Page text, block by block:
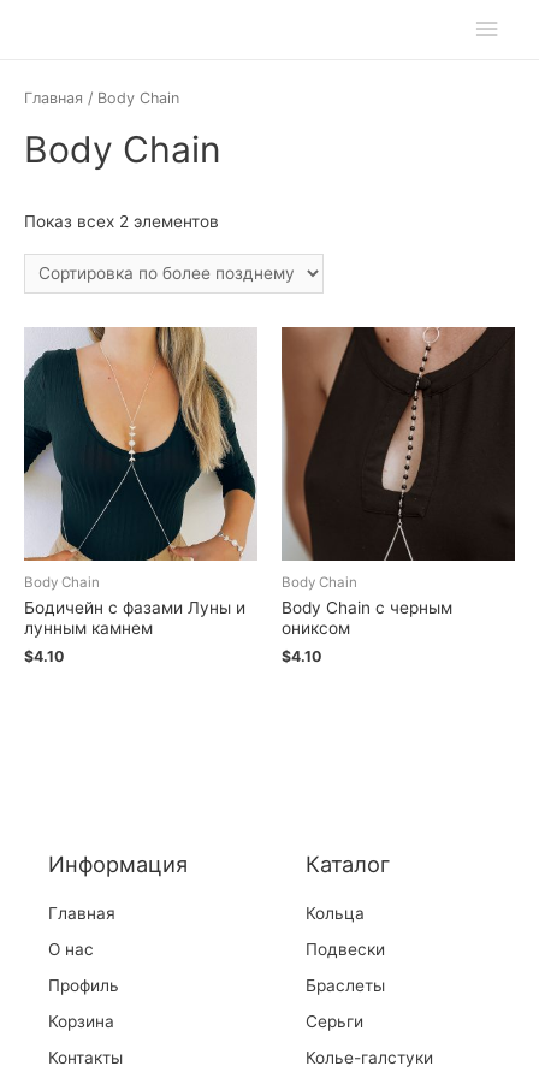
Главная / Body Chain
Body Chain
Показ всех 2 элементов
Body Chain
Бодичейн с фазами Луны и
лунным камнем
$4.10
Body Chain
Body Chain с черным
ониксом
$4.10
Информация
Главная
О нас
Профиль
Корзина
Контакты
Каталог
Кольца
Подвески
Браслеты
Серьги
Колье-галстуки